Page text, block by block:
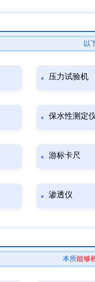
以
压力试验机
保水性测定
游标卡尺
渗透仪
本所能够